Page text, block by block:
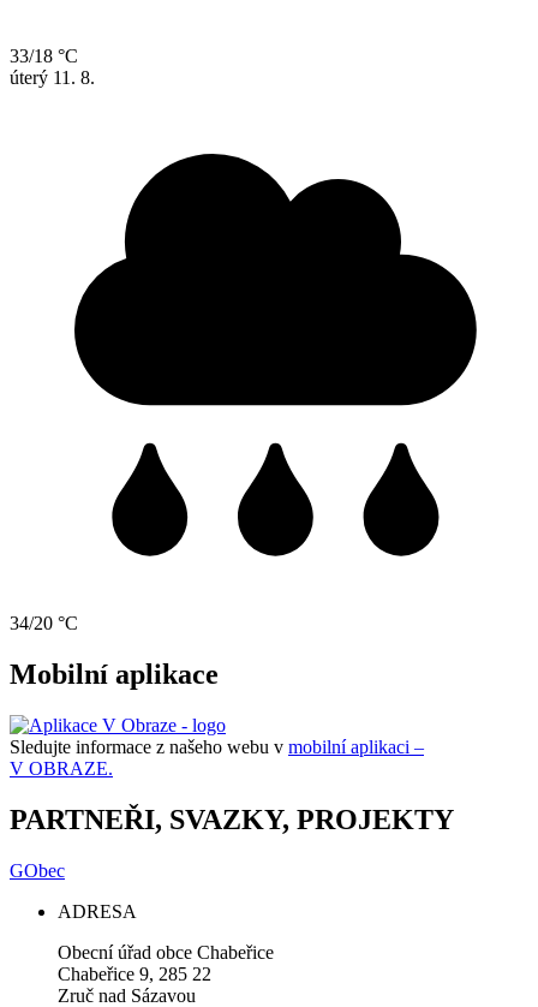
33/18 °C
úterý 11. 8.
34/20 °C
Mobilní aplikace
Sledujte informace z našeho webu v mobilní aplikaci –
V OBRAZE.
PARTNEŘI, SVAZKY, PROJEKTY
GObec
ADRESA
Obecní úřad obce Chabeřice
Chabeřice 9, 285 22
Zruč nad Sázavou